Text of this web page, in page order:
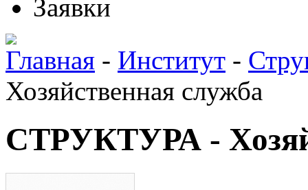
Заявки
Главная - Институт -
Хозяйственная служба
СТРУКТУРА -